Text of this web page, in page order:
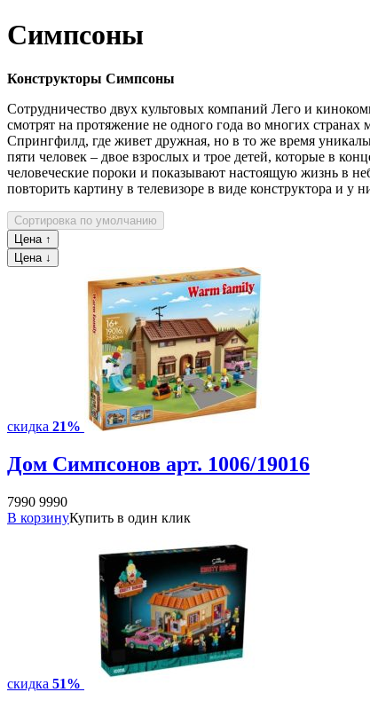
Симпсоны
Конструкторы Симпсоны
Сотрудничество двух культовых компаний Лего и
смотрят на протяжение не одного года во многих
Спрингфилд, где живет дружная, но в то же время
пяти человек – двое взрослых и трое детей, которые в
человеческие пороки и показывают настоящую жизнь в
повторить картину в телевизоре в виде конструктора и у
скидка 21%
Дом Симпсонов арт. 1006/19016
7990 9990
В корзинуКупить в один клик
скидка 51%